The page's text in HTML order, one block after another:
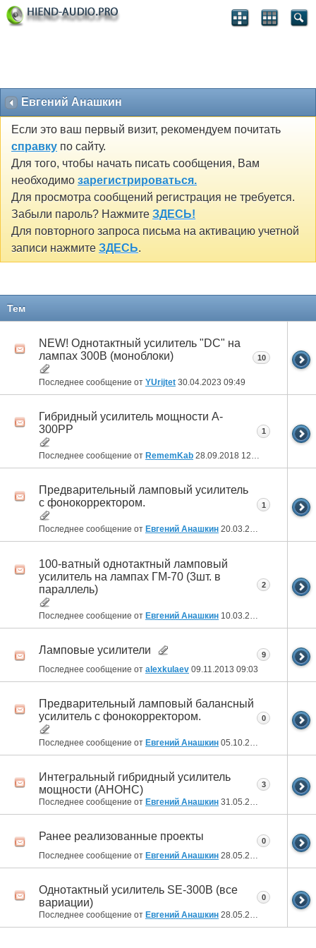
Евгений Анашкин
Если это ваш первый визит, рекомендуем почитать
справку по сайту.
Для того, чтобы начать писать сообщения, Вам
необходимо зарегистрироваться.
Для просмотра сообщений регистрация не требуется.
Забыли пароль? Нажмите ЗДЕСЬ!
Для повторного запроса письма на активацию учетной
записи нажмите ЗДЕСЬ.
Тем
NEW! Однотактный усилитель "DC" на
лампах 300В (моноблоки)
Последнее сообщение от YUrijtet 30.04.2023 09:49
10
Гибридный усилитель мощности A-
300PP
Последнее сообщение от RememKab 28.09.2018 12:32
1
Предварительный ламповый усилитель
с фонокорректором.
Последнее сообщение от Евгений Анашкин 20.03.2017
1
100-ватный однотактный ламповый
усилитель на лампах ГМ-70 (3шт. в
параллель)
Последнее сообщение от Евгений Анашкин 10.03.2017
2
Ламповые усилители
Последнее сообщение от alexkulaev 09.11.2013 09:03
9
Предварительный ламповый балансный
усилитель с фонокорректором.
Последнее сообщение от Евгений Анашкин 05.10.2013
0
Интегральный гибридный усилитель
мощности (АНОНС)
Последнее сообщение от Евгений Анашкин 31.05.2013
3
Ранее реализованные проекты
Последнее сообщение от Евгений Анашкин 28.05.2013
0
Однотактный усилитель SE-300B (все
вариации)
Последнее сообщение от Евгений Анашкин 28.05.2013
0